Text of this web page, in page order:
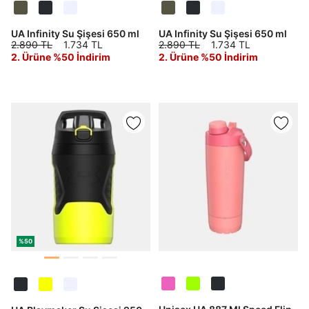
UA Infinity Su Şişesi 650 ml
2.890 TL
1.734 TL
2. Ürüne %50 İndirim
UA Infinity Su Şişesi 650 ml
2.890 TL
1.734 TL
2. Ürüne %50 İndirim
%50
Aşağıdakileri okudum ve kabul ediyorum:
Kişisel verileriniz
Aydınlatma Metni,Hüküm ve Koşullar
Sms
E-mail
Çağrı Merkezi / Arama
Kişisel verilerimin Doğuş Perakende Satış Giyim ve
Aksesuar Ticaret A.Ş. bünyesinde yer alan
markalara ait ürünlerin bana özel pazarlanması ve
Doğuş Grubu şirketlerinde bulunan pazarlama
verilerimin kişiselleştirilmiş reklamcılık faaliyeti
amacıyla işlenmesini kabul ediyorum.